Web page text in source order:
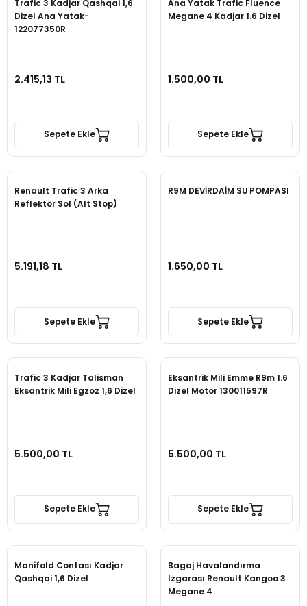
Trafic 3 Kadjar Qashqai 1,6
Dizel Ana Yatak-
122077350R
2.415,13 TL
Sepete Ekle
Ana Yatak Trafic Fluence
Megane 4 Kadjar 1.6 Dizel
1.500,00 TL
Sepete Ekle
Renault Trafic 3 Arka
Reflektör Sol (Alt Stop)
5.191,18 TL
Sepete Ekle
R9M DEVİRDAİM SU POMPASI
1.650,00 TL
Sepete Ekle
Trafic 3 Kadjar Talisman
Eksantrik Mili Egzoz 1,6 Dizel
5.500,00 TL
Sepete Ekle
Eksantrik Mili Emme R9m 1.6
Dizel Motor 130011597R
5.500,00 TL
Sepete Ekle
Manifold Contası Kadjar
Qashqai 1,6 Dizel
Bagaj Havalandırma
Izgarası Renault Kangoo 3
Megane 4